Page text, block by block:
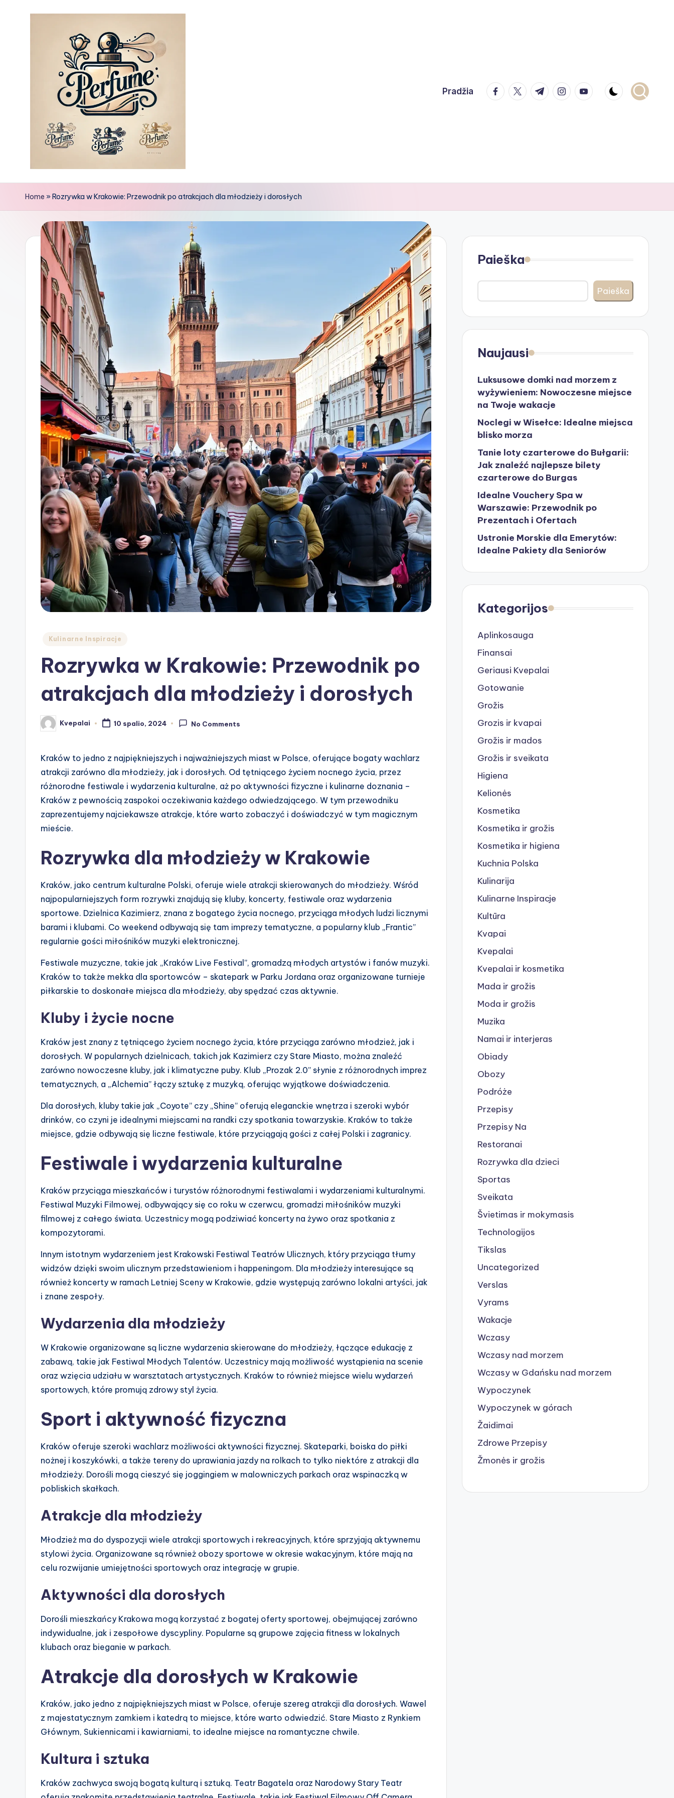
Pradžia facebook.com
twitter.com
t.me instagram.com
youtube.com
Home »Rozrywka w Krakowie: Przewodnik po atrakcjach dla młodzieży i dorosłych
Posted
Kulinarne Inspiracje
Rozrywka w Krakowie: Przewodnik po
atrakcjach dla młodzieży i dorosłych
Posted
by
Kvepalai 10 spalio, 2024 No Comments
Kraków to jedno z najpiękniejszych i najważniejszych miast w Polsce, oferujące bogaty wachlarz
atrakcji zarówno dla młodzieży, jak i dorosłych. Od tętniącego życiem nocnego życia, przez
różnorodne festiwale i wydarzenia kulturalne, aż po aktywności fizyczne i kulinarne doznania –
Kraków z pewnością zaspokoi oczekiwania każdego odwiedzającego. W tym przewodniku
zaprezentujemy najciekawsze atrakcje, które warto zobaczyć i doświadczyć w tym magicznym
mieście.
Rozrywka dla młodzieży w Krakowie
Kraków, jako centrum kulturalne Polski, oferuje wiele atrakcji skierowanych do młodzieży. Wśród
najpopularniejszych form rozrywki znajdują się kluby, koncerty, festiwale oraz wydarzenia
sportowe. Dzielnica Kazimierz, znana z bogatego życia nocnego, przyciąga młodych ludzi licznymi
barami i klubami. Co weekend odbywają się tam imprezy tematyczne, a popularny klub „Frantic”
regularnie gości miłośników muzyki elektronicznej.
Festiwale muzyczne, takie jak „Kraków Live Festival”, gromadzą młodych artystów i fanów muzyki.
Kraków to także mekka dla sportowców – skatepark w Parku Jordana oraz organizowane turnieje
piłkarskie to doskonałe miejsca dla młodzieży, aby spędzać czas aktywnie.
Kluby i życie nocne
Kraków jest znany z tętniącego życiem nocnego życia, które przyciąga zarówno młodzież, jak i
dorosłych. W popularnych dzielnicach, takich jak Kazimierz czy Stare Miasto, można znaleźć
zarówno nowoczesne kluby, jak i klimatyczne puby. Klub „Prozak 2.0” słynie z różnorodnych imprez
tematycznych, a „Alchemia” łączy sztukę z muzyką, oferując wyjątkowe doświadczenia.
Dla dorosłych, kluby takie jak „Coyote” czy „Shine” oferują eleganckie wnętrza i szeroki wybór
drinków, co czyni je idealnymi miejscami na randki czy spotkania towarzyskie. Kraków to także
miejsce, gdzie odbywają się liczne festiwale, które przyciągają gości z całej Polski i zagranicy.
Festiwale i wydarzenia kulturalne
Kraków przyciąga mieszkańców i turystów różnorodnymi festiwalami i wydarzeniami kulturalnymi.
Festiwal Muzyki Filmowej, odbywający się co roku w czerwcu, gromadzi miłośników muzyki
filmowej z całego świata. Uczestnicy mogą podziwiać koncerty na żywo oraz spotkania z
kompozytorami.
Innym istotnym wydarzeniem jest Krakowski Festiwal Teatrów Ulicznych, który przyciąga tłumy
widzów dzięki swoim ulicznym przedstawieniom i happeningom. Dla młodzieży interesujące są
również koncerty w ramach Letniej Sceny w Krakowie, gdzie występują zarówno lokalni artyści, jak
i znane zespoły.
Wydarzenia dla młodzieży
W Krakowie organizowane są liczne wydarzenia skierowane do młodzieży, łączące edukację z
zabawą, takie jak Festiwal Młodych Talentów. Uczestnicy mają możliwość wystąpienia na scenie
oraz wzięcia udziału w warsztatach artystycznych. Kraków to również miejsce wielu wydarzeń
sportowych, które promują zdrowy styl życia.
Sport i aktywność fizyczna
Kraków oferuje szeroki wachlarz możliwości aktywności fizycznej. Skateparki, boiska do piłki
nożnej i koszykówki, a także tereny do uprawiania jazdy na rolkach to tylko niektóre z atrakcji dla
młodzieży. Dorośli mogą cieszyć się joggingiem w malowniczych parkach oraz wspinaczką w
pobliskich skałkach.
Atrakcje dla młodzieży
Młodzież ma do dyspozycji wiele atrakcji sportowych i rekreacyjnych, które sprzyjają aktywnemu
stylowi życia. Organizowane są również obozy sportowe w okresie wakacyjnym, które mają na
celu rozwijanie umiejętności sportowych oraz integrację w grupie.
Aktywności dla dorosłych
Dorośli mieszkańcy Krakowa mogą korzystać z bogatej oferty sportowej, obejmującej zarówno
indywidualne, jak i zespołowe dyscypliny. Popularne są grupowe zajęcia fitness w lokalnych
klubach oraz bieganie w parkach.
Atrakcje dla dorosłych w Krakowie
Kraków, jako jedno z najpiękniejszych miast w Polsce, oferuje szereg atrakcji dla dorosłych. Wawel
z majestatycznym zamkiem i katedrą to miejsce, które warto odwiedzić. Stare Miasto z Rynkiem
Głównym, Sukiennicami i kawiarniami, to idealne miejsce na romantyczne chwile.
Kultura i sztuka
Kraków zachwyca swoją bogatą kulturą i sztuką. Teatr Bagatela oraz Narodowy Stary Teatr
Paieška
Paieška
Naujausi
Luksusowe domki nad morzem z
wyżywieniem: Nowoczesne miejsce
na Twoje wakacje
Noclegi w Wisełce: Idealne miejsca
blisko morza
Tanie loty czarterowe do Bułgarii:
Jak znaleźć najlepsze bilety
czarterowe do Burgas
Idealne Vouchery Spa w
Warszawie: Przewodnik po
Prezentach i Ofertach
Ustronie Morskie dla Emerytów:
Idealne Pakiety dla Seniorów
Kategorijos
Aplinkosauga
Finansai
Geriausi Kvepalai
Gotowanie
Grožis
Grozis ir kvapai
Grožis ir mados
Grožis ir sveikata
Higiena
Kelionės
Kosmetika
Kosmetika ir grožis
Kosmetika ir higiena
Kuchnia Polska
Kulinarija
Kulinarne Inspiracje
Kultūra
Kvapai
Kvepalai
Kvepalai ir kosmetika
Mada ir grožis
Moda ir grožis
Muzika
Namai ir interjeras
Obiady
Obozy
Podróże
Przepisy
Przepisy Na
Restoranai
Rozrywka dla dzieci
Sportas
Sveikata
Švietimas ir mokymasis
Technologijos
Tikslas
Uncategorized
Verslas
Vyrams
Wakacje
Wczasy
Wczasy nad morzem
Wczasy w Gdańsku nad morzem
Wypoczynek
Wypoczynek w górach
Žaidimai
Zdrowe Przepisy
Žmonės ir grožis